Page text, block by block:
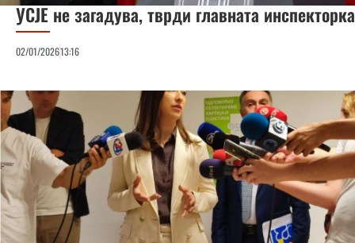
УСЈЕ не загадува, тврди главната инспекторка
02/01/202613:16